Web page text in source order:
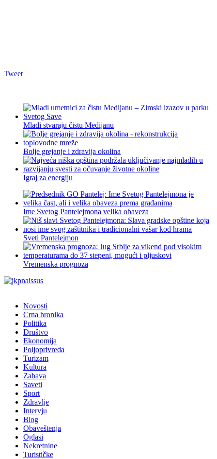
Tweet
Mladi stvaraju čistu Medijanu
Bolje grejanje i zdravija okolina
Igraj za energiju
Ime Svetog Pantelejmona velika obaveza
Sveti Pantelejmon
Vremenska prognoza
Novosti
Crna hronika
Politika
Društvo
Ekonomija
Poljoprivreda
Turizam
Kultura
Zabava
Saveti
Sport
Zdravlje
Intervju
Blog
Obaveštenja
Oglasi
Nekretnine
Turističke